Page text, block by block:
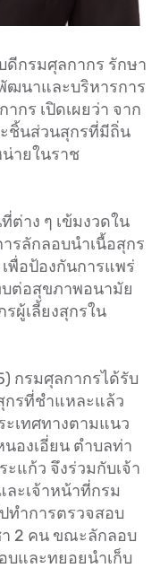
กรมศุลกากร รักษา
ฒนาและบริหารการ
กร เปิดเผยว่า จาก
ชิ้นส่วนสุกรที่มีถิ่น
น่ายในราช
ต่าง ๆ เข้มงวดใน
รลักลอบนำเนื้อสุกร
พื่อป้องกันการแพร่
บต่อสุขภาพอนามัย
ผู้เลี้ยงสุกรใน
กรมศุลกากรได้รับ
กรที่ชำแหละแล้ว
ะเทศทางตามแนว
องเอี่ยน ตำบลท่า
แก้ว จึงร่วมกับเจ้า
ะเจ้าหน้าที่กรม
ทำการตรวจสอบ
2 คน ขณะลักลอบ
บและทยอยนำเก็บ